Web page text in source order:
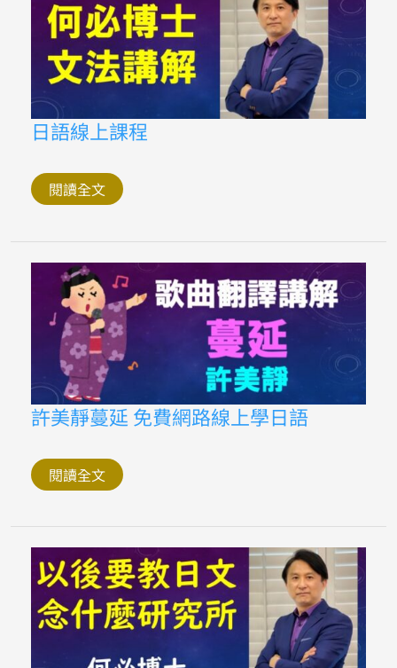
漢
字
31
日語線上課程
日
語
上
課
程
閱讀全文
許美靜蔓延 免費網路線上學日語
許
美
延
免
費
路
上
學
日
語
閱讀全文